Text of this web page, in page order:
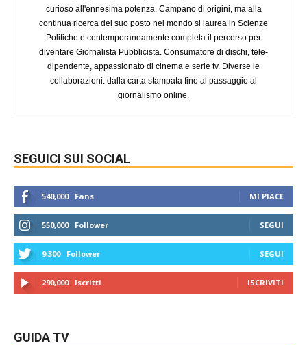
curioso all'ennesima potenza. Campano di origini, ma alla
continua ricerca del suo posto nel mondo si laurea in Scienze
Politiche e contemporaneamente completa il percorso per
diventare Giornalista Pubblicista. Consumatore di dischi, tele-
dipendente, appassionato di cinema e serie tv. Diverse le
collaborazioni: dalla carta stampata fino al passaggio al
giornalismo online.
SEGUICI SUI SOCIAL
540,000 Fans MI PIACE
550,000 Follower SEGUI
9,300 Follower SEGUI
290,000 Iscritti ISCRIVITI
GUIDA TV